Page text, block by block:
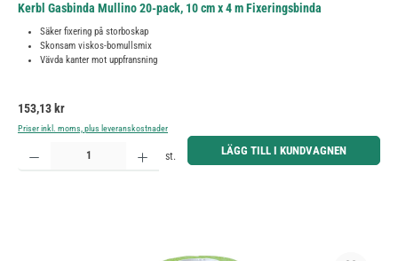
Kerbl Gasbinda Mullino 20-pack, 10 cm x 4 m Fixeringsbinda
Säker fixering på storboskap
Skonsam viskos-bomullsmix
Vävda kanter mot uppfransning
Ordinarie pris:
153,13 kr
Priser inkl. moms, plus leveranskostnader
Produktkvantitet: Ange önskat belopp eller använd knapparna för att öka eller minska kvantiteten.
st. LÄGG TILL I KUNDVAGNEN